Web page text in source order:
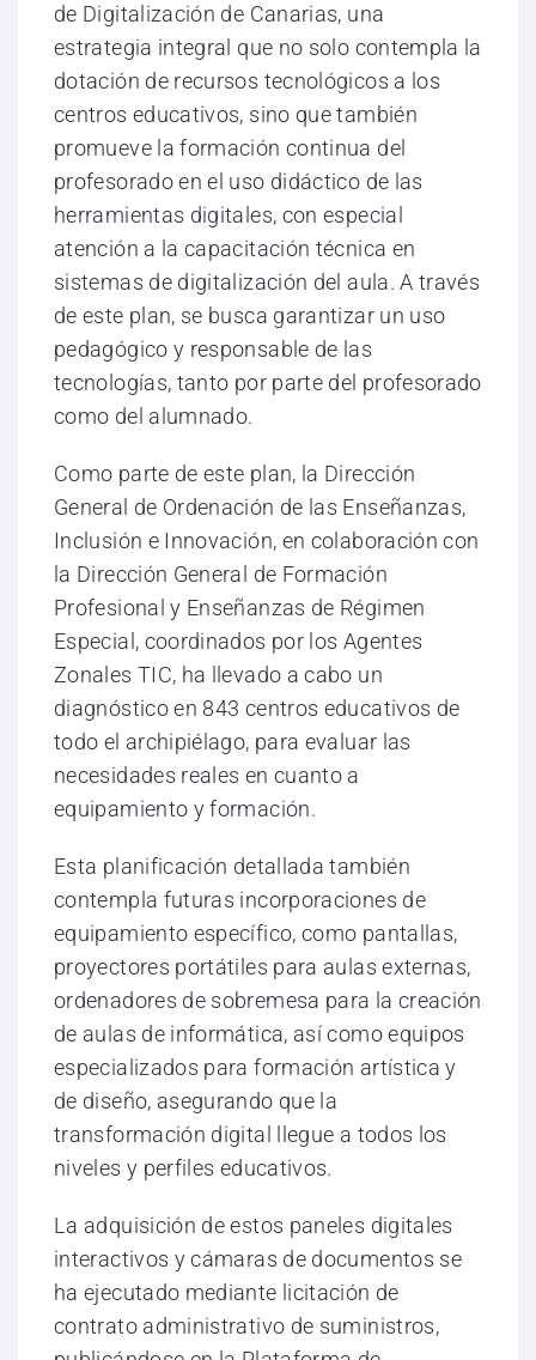
de Digitalización de Canarias, una
estrategia integral que no solo contempla la
dotación de recursos tecnológicos a los
centros educativos, sino que también
promueve la formación continua del
profesorado en el uso didáctico de las
herramientas digitales, con especial
atención a la capacitación técnica en
sistemas de digitalización del aula. A través
de este plan, se busca garantizar un uso
pedagógico y responsable de las
tecnologías, tanto por parte del profesorado
como del alumnado.
Como parte de este plan, la Dirección
General de Ordenación de las Enseñanzas,
Inclusión e Innovación, en colaboración con
la Dirección General de Formación
Profesional y Enseñanzas de Régimen
Especial, coordinados por los Agentes
Zonales TIC, ha llevado a cabo un
diagnóstico en 843 centros educativos de
todo el archipiélago, para evaluar las
necesidades reales en cuanto a
equipamiento y formación.
Esta planificación detallada también
contempla futuras incorporaciones de
equipamiento específico, como pantallas,
proyectores portátiles para aulas externas,
ordenadores de sobremesa para la creación
de aulas de informática, así como equipos
especializados para formación artística y
de diseño, asegurando que la
transformación digital llegue a todos los
niveles y perfiles educativos.
La adquisición de estos paneles digitales
interactivos y cámaras de documentos se
ha ejecutado mediante licitación de
contrato administrativo de suministros,